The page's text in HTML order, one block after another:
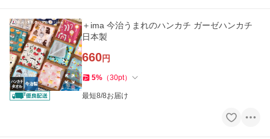
＋ima 今治うまれのハンカチ ガーゼハンカチ
日本製
660円
5% （30pt）
最短8/8お届け